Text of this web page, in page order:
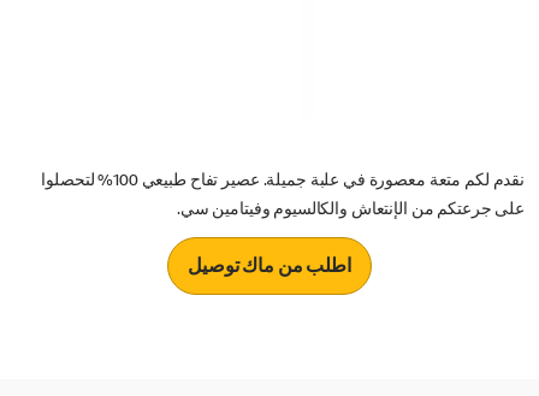
نقدم لكم متعة معصورة في علبة جميلة. عصير تفاح طبيعي 100% لتحصلوا
على جرعتكم من الإنتعاش والكالسيوم وفيتامين سي.
اطلب من ماك توصيل